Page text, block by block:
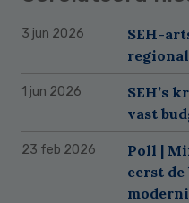
3 jun 2026
SEH-
1 jun 2026
SEH’s
vast
23 feb 2026
Poll |
eerst